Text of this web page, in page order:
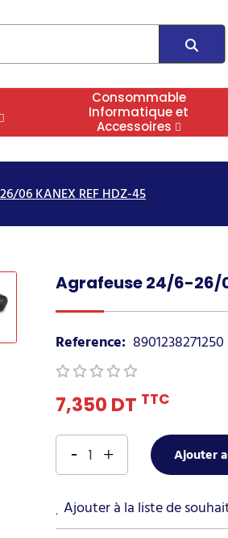
Consommable
Informatique et
Accessoires
06 KANEX REF HDZ-45
Agrafeuse 24/6-26/
Reference: 8901238271250
7,350 DT TTC
Ajouter
Ajouter à la liste de